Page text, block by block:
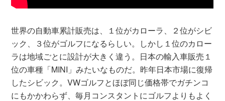
世界の自動車累計販売は、１位がカローラ、２位がシビ
ック、３位がゴルフになるらしい。しかし１位のカロー
ラは地域ごとに設計が大きく違う。日本の輸入車販売１
位の車種「MINI」みたいなものだ。昨年日本市場に復帰
したシビック。VWゴルフとほぼ同じ価格帯でガチンコ
にもかかわらず、毎月コンスタントにゴルフよりもよく